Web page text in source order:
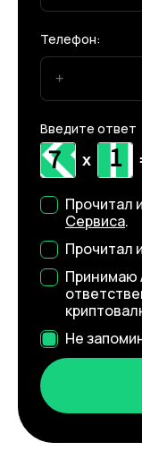
Телефон:
Введите ответ
x
Прочитал
Сервиса.
Прочитал
Принимаю
Не